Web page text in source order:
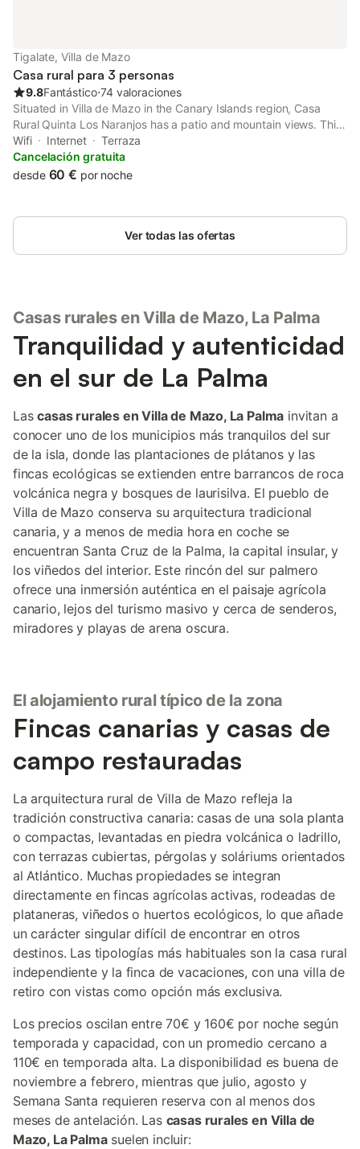
Tigalate, Villa de Mazo
Casa rural para 3 personas
9.8Fantástico⋅74 valoraciones
Situated in Villa de Mazo in the Canary Islands region, Casa
Rural Quinta Los Naranjos has a patio and mountain views. This
property offers access to a balcony, free private parking and
free WiFi. Outdoor seating is also available at the holiday...
Wifi Internet
Terraza
Cancelación gratuita
desde 60 € por noche
Ver todas las ofertas
Casas rurales en Villa de Mazo, La Palma
Tranquilidad y autenticidad
en el sur de La Palma
Lascasas rurales en Villa de Mazo, La Palma invitan a
conocer uno de los municipios más tranquilos del sur
de la isla, donde las plantaciones de plátanos y las
fincas ecológicas se extienden entre barrancos de roca
volcánica negra y bosques de laurisilva. El pueblo de
Villa de Mazo conserva su arquitectura tradicional
canaria, y a menos de media hora en coche se
encuentran Santa Cruz de la Palma, la capital insular, y
los viñedos del interior. Este rincón del sur palmero
ofrece una inmersión auténtica en el paisaje agrícola
canario, lejos del turismo masivo y cerca de senderos,
miradores y playas de arena oscura.
El alojamiento rural típico de la zona
Fincas canarias y casas de
campo restauradas
La arquitectura rural de Villa de Mazo refleja la
tradición constructiva canaria: casas de una sola planta
o compactas, levantadas en piedra volcánica o ladrillo,
con terrazas cubiertas, pérgolas y soláriums orientados
al Atlántico. Muchas propiedades se integran
directamente en fincas agrícolas activas, rodeadas de
plataneras, viñedos o huertos ecológicos, lo que añade
un carácter singular difícil de encontrar en otros
destinos. Las tipologías más habituales son la casa rural
independiente y la finca de vacaciones, con una villa de
retiro con vistas como opción más exclusiva.
Los precios oscilan entre 70€ y 160€ por noche según
temporada y capacidad, con un promedio cercano a
110€ en temporada alta. La disponibilidad es buena de
noviembre a febrero, mientras que julio, agosto y
Semana Santa requieren reserva con al menos dos
meses de antelación. Las casas rurales en Villa de
Mazo, La Palmasuelen incluir: